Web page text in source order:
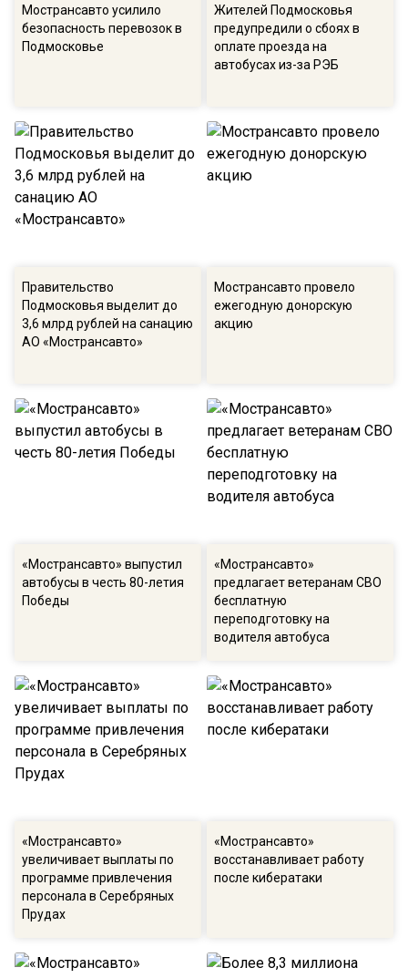
Мострансавто усилило
безопасность перевозок в
Подмосковье
Жителей Подмосковья
предупредили о сбоях в
оплате проезда на
автобусах из-за РЭБ
Правительство
Подмосковья выделит до
3,6 млрд рублей на санацию
АО «Мострансавто»
Мострансавто провело
ежегодную донорскую
акцию
«Мострансавто» выпустил
автобусы в честь 80-летия
Победы
«Мострансавто»
предлагает ветеранам СВО
бесплатную
переподготовку на
водителя автобуса
«Мострансавто»
увеличивает выплаты по
программе привлечения
персонала в Серебряных
Прудах
«Мострансавто»
восстанавливает работу
после кибератаки